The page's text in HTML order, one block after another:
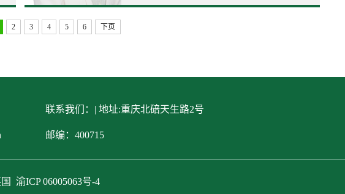
2 3 4 5 6 下页
联系我们：| 地址:重庆北碚天生路2号
邮编：400715
渝ICP 06005063号-4